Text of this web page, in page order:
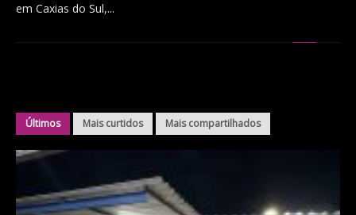
em Caxias do Sul,...
Últimos Mais curtidos Mais compartilhados